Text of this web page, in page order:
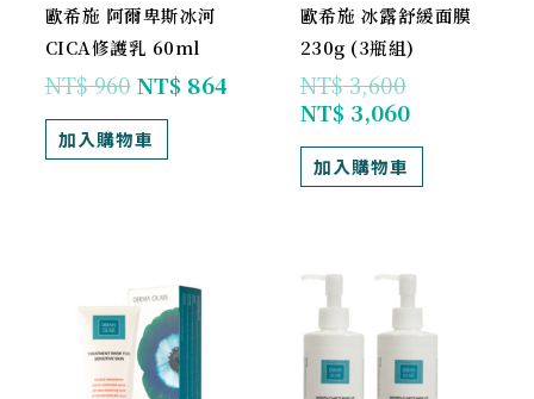
歐希施 阿爾卑斯冰河
CICA修護乳 60ml
NT$960 NT$ 864
加入購物車
歐希施 冰露舒緩面膜
230g (3瓶組)
NT$3,600
NT$ 3,060
加入購物車
始
價
格：
NT$ 1,200。
前
價
格：
NT$ 1,080。
原
始
價
格：
NT$ 1,920。
目
前
價
格：
NT$ 1,690。